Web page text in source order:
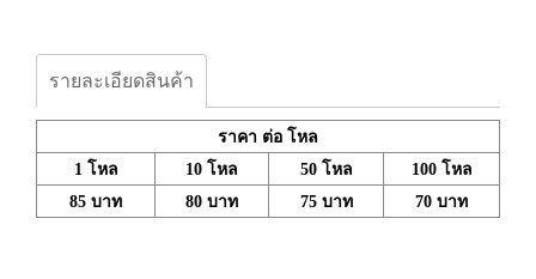
รายละเอียดสินค้า
ราคา ต่อ โหล
1 โหล
10 โหล 50 โหล
100 โหล
85 บาท
80 บาท 75 บาท 70 บาท